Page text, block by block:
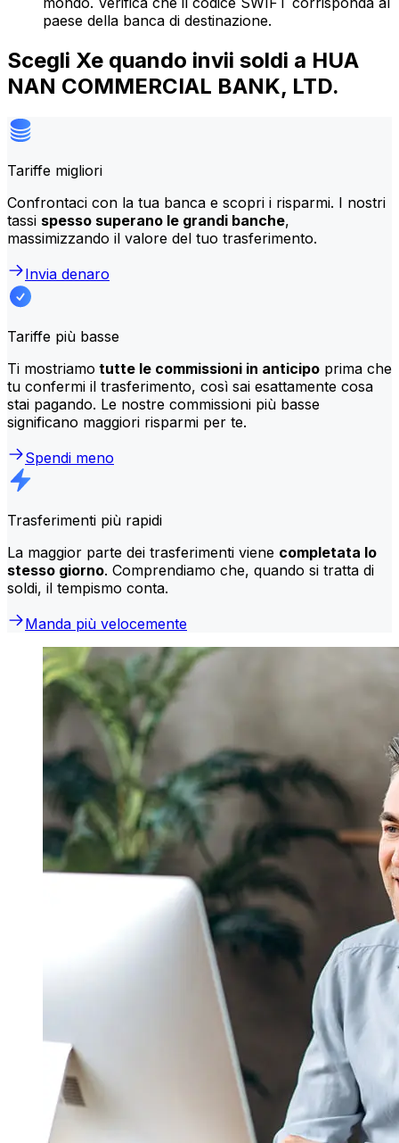
paese della banca di destinazione.
Scegli Xe quando invii soldi a HUA
NAN COMMERCIAL BANK, LTD.
Tariffe migliori
Confrontaci con la tua banca e scopri i risparmi. I nostri
tassi spesso superano le grandi banche,
massimizzando il valore del tuo trasferimento.
Invia denaro
Tariffe più basse
Ti mostriamo tutte le commissioni in anticipo prima che
tu confermi il trasferimento, così sai esattamente cosa
stai pagando. Le nostre commissioni più basse
significano maggiori risparmi per te.
Spendi meno
Trasferimenti più rapidi
La maggior parte dei trasferimenti viene completata lo
stesso giorno. Comprendiamo che, quando si tratta di
soldi, il tempismo conta.
Manda più velocemente